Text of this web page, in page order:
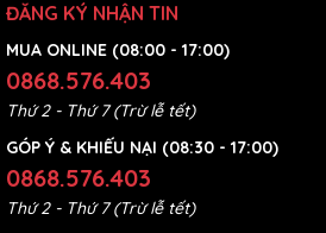
ĐĂNG KÝ NHẬN TIN
MUA ONLINE (08:00 - 17:00)
0868.576.403
Thứ 2 - Thứ 7 (Trừ lễ tết)
GÓP Ý & KHIẾU NẠI (08:30 - 17:00)
0868.576.403
Thứ 2 - Thứ 7 (Trừ lễ tết)